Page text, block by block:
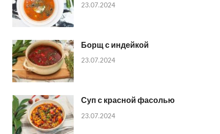
23.07.2024
Борщ с индейкой
23.07.2024
Суп с красной фасолью
23.07.2024